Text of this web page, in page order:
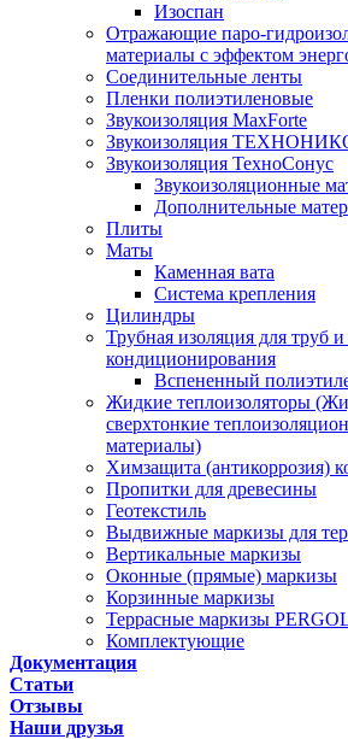
Изоспан
Отражающие паро-
материалы с эффектом
Соединительные ленты
Пленки полиэтиленовые
Звукоизоляция MaxForte
Звукоизоляция
Звукоизоляция ТехноСонус
Звукоизоляционные
Дополнительные
Плиты
Маты
Каменная вата
Система крепления
Цилиндры
Трубная изоляция для труб
кондиционирования
Вспененный
Жидкие теплоизоляторы
сверхтонкие
материалы)
Химзащита (антикоррозия)
Пропитки для древесины
Геотекстиль
Выдвижные маркизы для
Вертикальные маркизы
Оконные (прямые) маркизы
Корзинные маркизы
Террасные маркизы
Комплектующие
Документация
Статьи
Отзывы
Наши друзья